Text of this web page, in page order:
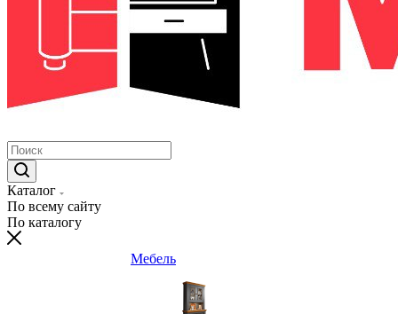
Каталог
По всему сайту
По каталогу
Мебель